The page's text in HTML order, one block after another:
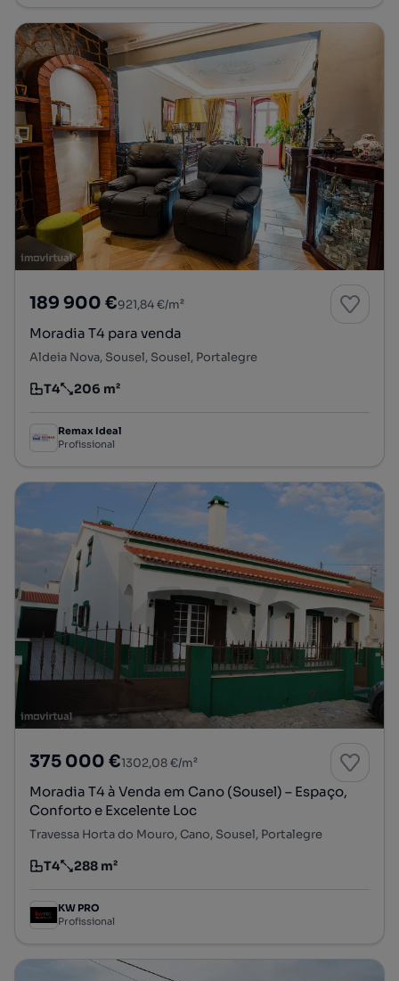
189 900 €921,84 €/m²
Moradia T4 para venda
Aldeia Nova, Sousel, Sousel, Portalegre
Tipologia
T4
Preço por metro quadrado
206 m²
Remax Ideal
Profissional
375 000 €1302,08 €/m²
Moradia T4 à Venda em Cano (Sousel) – Espaço,
Conforto e Excelente Loc
Travessa Horta do Mouro, Cano, Sousel, Portalegre
Tipologia
T4
Preço por metro quadrado
288 m²
KW PRO
Profissional